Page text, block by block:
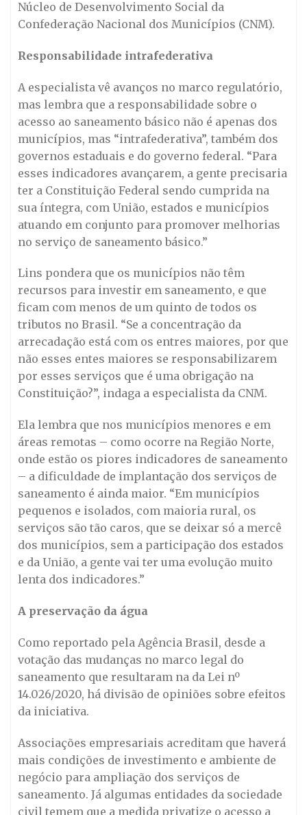
Núcleo de Desenvolvimento Social da
Confederação Nacional dos Municípios (CNM).
Responsabilidade intrafederativa
A especialista vê avanços no marco regulatório,
mas lembra que a responsabilidade sobre o
acesso ao saneamento básico não é apenas dos
municípios, mas “intrafederativa”, também dos
governos estaduais e do governo federal. “Para
esses indicadores avançarem, a gente precisaria
ter a Constituição Federal sendo cumprida na
sua íntegra, com União, estados e municípios
atuando em conjunto para promover melhorias
no serviço de saneamento básico.”
Lins pondera que os municípios não têm
recursos para investir em saneamento, e que
ficam com menos de um quinto de todos os
tributos no Brasil. “Se a concentração da
arrecadação está com os entres maiores, por que
não esses entes maiores se responsabilizarem
por esses serviços que é uma obrigação na
Constituição?”, indaga a especialista da CNM.
Ela lembra que nos municípios menores e em
áreas remotas – como ocorre na Região Norte,
onde estão os piores indicadores de saneamento
– a dificuldade de implantação dos serviços de
saneamento é ainda maior. “Em municípios
pequenos e isolados, com maioria rural, os
serviços são tão caros, que se deixar só a mercê
dos municípios, sem a participação dos estados
e da União, a gente vai ter uma evolução muito
lenta dos indicadores.”
A preservação da água
Como reportado pela Agência Brasil, desde a
votação das mudanças no marco legal do
saneamento que resultaram na da Lei nº
14.026/2020, há divisão de opiniões sobre efeitos
da iniciativa.
Associações empresariais acreditam que haverá
mais condições de investimento e ambiente de
negócio para ampliação dos serviços de
saneamento. Já algumas entidades da sociedade
civil temem que a medida privatize o acesso a